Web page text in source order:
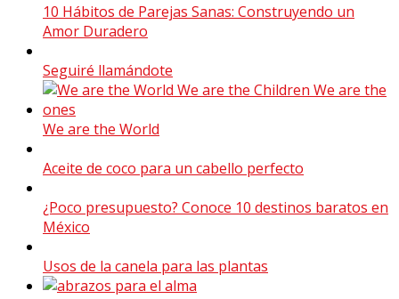
10 Hábitos de Parejas Sanas: Construyendo un
Amor Duradero
Seguiré llamándote
We are the World
Aceite de coco para un cabello perfecto
¿Poco presupuesto? Conoce 10 destinos baratos en
México
Usos de la canela para las plantas